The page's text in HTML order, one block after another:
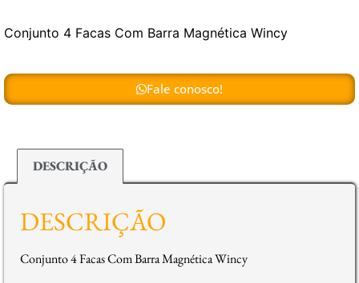
Conjunto 4 Facas Com Barra Magnética Wincy
Fale conosco!
DESCRIÇÃO
DESCRIÇÃO
Conjunto 4 Facas Com Barra Magnética Wincy